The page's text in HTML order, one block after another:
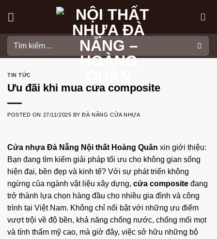
kiếm:
TIN TỨC
Ưu đãi khi mua cửa composite
POSTED ON 27/11/2025 BYĐÀ NẴNG CỬA NHỰA
Cửa nhựa Đà Nẵng Nội thất Hoàng Quân xin giới thiệu:
Bạn đang tìm kiếm giải pháp tối ưu cho không gian sống
hiện đại, bền đẹp và kinh tế? Với sự phát triển không
ngừng của ngành vật liệu xây dựng, cửa composite đang
trở thành lựa chọn hàng đầu cho nhiều gia đình và công
trình tại Việt Nam. Không chỉ nổi bật với những ưu điểm
vượt trội về độ bền, khả năng chống nước, chống mối mọt
và tính thẩm mỹ cao, mà giờ đây, việc sở hữu những bộ